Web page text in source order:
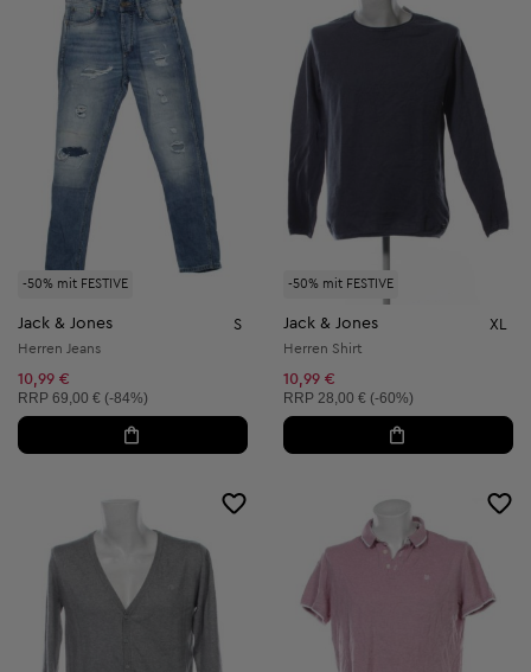
-50% mit FESTIVE
Jack & Jones S
Herren Jeans
10,99 €
Unverbindliche Preisempfehlung:
RRP 69,00 € (-84%)
-50% mit FESTIVE
Jack & Jones XL
Herren Shirt
10,99 €
Unverbindliche Preisempfehlung:
RRP 28,00 € (-60%)